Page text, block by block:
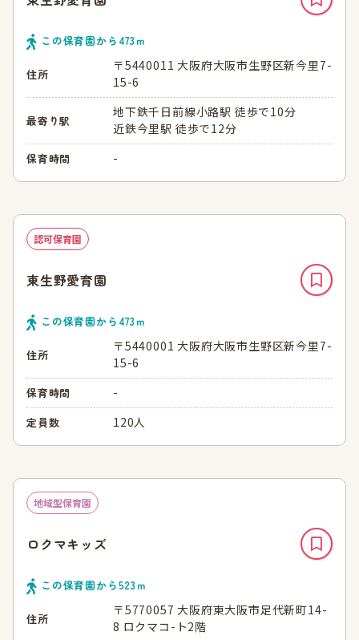
この保育園から 473ｍ
住所
〒5440011 大阪府大阪市生野区新今里7-
15-6
最寄り駅
地下鉄千日前線小路駅 徒歩で10分
近鉄今里駅 徒歩で12分
保育時間 -
認可保育園
東生野愛育園
この保育園から 473ｍ
住所
〒5440001 大阪府大阪市生野区新今里7-
15-6
保育時間 -
定員数 120人
地域型保育園
ロクマキッズ
この保育園から523ｍ
住所
〒5770057 大阪府東大阪市足代新町14-
8 ロクマコ-ト2階